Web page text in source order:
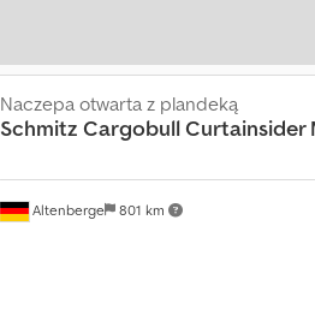
Altenberge 801 km
Naczepa otwarta z plandeką
Schmitz CargobullCurtainsider